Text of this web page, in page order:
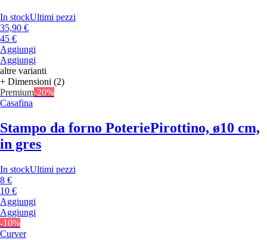
In stockUltimi pezzi
35,90 €
45 €
Aggiungi
Aggiungi
altre varianti
+ Dimensioni (2)
Premium-20%
Casafina
Stampo da forno PoteriePirottino, ø10 cm,
in gres
In stockUltimi pezzi
8 €
10 €
Aggiungi
Aggiungi
-10%
Curver